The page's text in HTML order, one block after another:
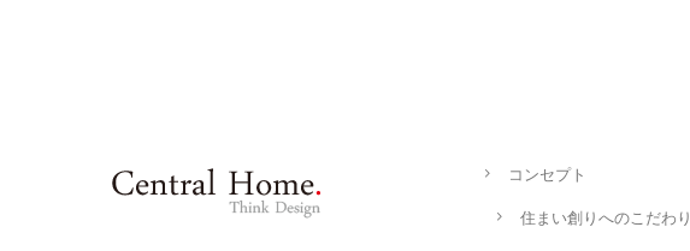
コンセプト
住まい創りへのこだわり